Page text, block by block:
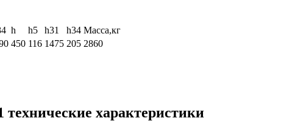
h h5 h31 h34 Масса,кг
450 116 1475 205 2860
характеристики